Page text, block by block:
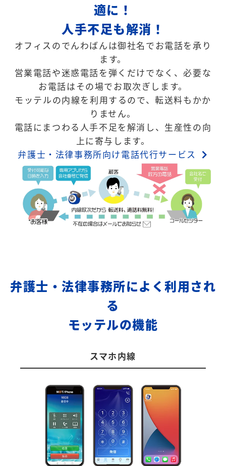
適に！
人手不足も解消！
オフィスのでんわばんは御社名でお電話を承り
ます。
営業電話や迷惑電話を弾くだけでなく、必要な
お電話はその場でお取次ぎします。
モッテルの内線を利用するので、転送料もかか
りません。
電話にまつわる人手不足を解消し、生産性の向
上に寄与します。
弁護士・法律事務所向け電話代行サービス
弁護士・法律事務所によく利用され
る
モッテルの機能
スマホ内線